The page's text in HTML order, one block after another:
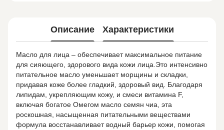
Описание Характеристики
Масло для лица – обеспечивает максимальное питание
для сияющего, здорового вида кожи лица.Это интенсивно
питательное масло уменьшает морщины и складки,
придавая коже более гладкий, здоровый вид. Благодаря
липидам, укрепляющим кожу, и смеси витамина F,
включая богатое Омегом масло семян чиа, эта
роскошная, насыщенная питательными веществами
формула восстанавливает водный барьер кожи, помогая